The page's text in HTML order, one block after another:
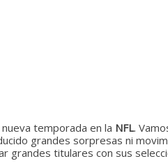
temporada en la NFL.
grandes sorpresas ni
grandes titulares con sus